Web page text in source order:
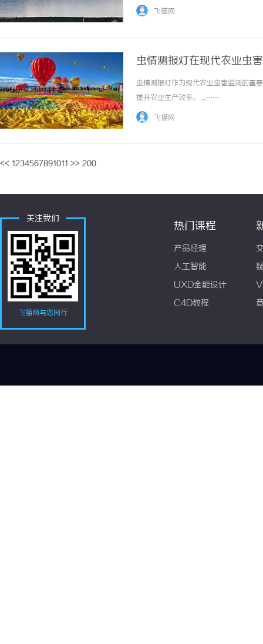
飞猫网
虫情测报灯在现代农业虫
虫情测报灯作为现代农业虫害监测的重
提升农业生产效率。 ...……
飞猫网
<< 1234567891011 >> 200
关注我们
飞猫网与您同行
热门课程
产品经理
人工智能
UXD全能设计
C4D教程